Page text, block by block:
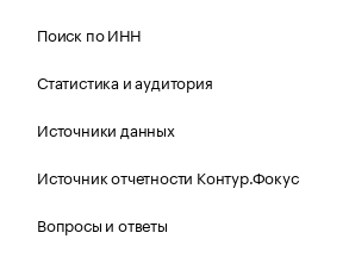
Поиск по ИНН
Статистика и аудитория
Источники данных
Источник отчетности Контур.Фокус
Вопросы и ответы